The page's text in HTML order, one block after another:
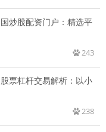
炒股配资门户：精选平
243
票杠杆交易解析：以小
238